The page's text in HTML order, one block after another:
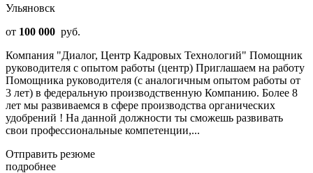
Ульяновск
от 100 000 руб.
Компания "Диалог, Центр Кадровых Технологий" Помощник
руководителя с опытом работы (центр) Приглашаем на работу
Помощника руководителя (с аналогичным опытом работы от
3 лет) в федеральную производственную Компанию. Более 8
лет мы развиваемся в сфере производства органических
удобрений ! На данной должности ты сможешь развивать
свои профессиональные компетенции,...
Отправить резюме
подробнее